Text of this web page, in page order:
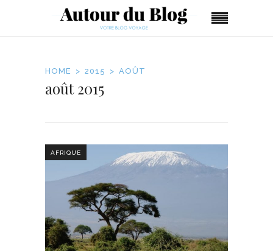
HOME 2015 AOÛT
août 2015
AFRIQUE